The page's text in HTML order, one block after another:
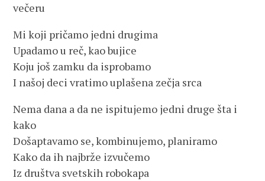
večeru
Mi koji pričamo jedni drugima
Upadamo u reč, kao bujice
Koju još zamku da isprobamo
I našoj deci vratimo uplašena zečja srca
Nema dana a da ne ispitujemo jedni druge šta i
kako
Došaptavamo se, kombinujemo, planiramo
Kako da ih najbrže izvučemo
Iz društva svetskih robokapa